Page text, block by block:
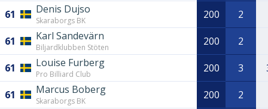
61 Denis Dujso
Skaraborgs BK 200 2
61 Karl Sandevärn
Biljardklubben Stöten 200 2
61 Louise Furberg
Pro Billiard Club 200 3
61 Marcus Boberg
Skaraborgs BK 200 2